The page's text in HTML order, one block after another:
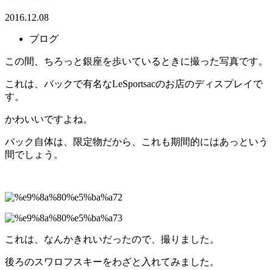
2016.12.08
ブログ
この間、ちろっと銀座を歩いているときに撮った写真です。
これは、バックで有名なLeSportsacのお店のディスプレイで
す。
かわいいですよね。
バック自体は、限定物だから、これも期間的にはあっという
間でしょう。
これは、なんかきれいだったので、撮りました。
後ろのスワロフスキーをわざと入れてみました。